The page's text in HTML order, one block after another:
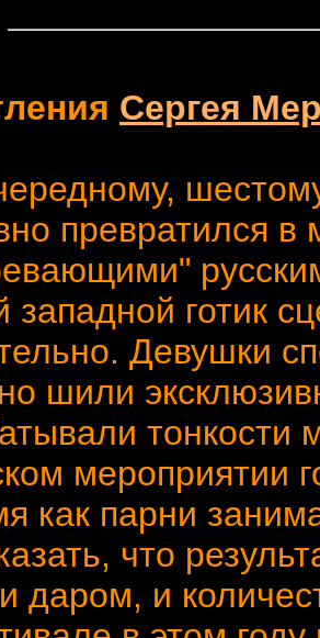
Сергея
шестому
превратился в
западной готик
Девушки
шили
тонкости
мероприятии
как парни
что
даром, и